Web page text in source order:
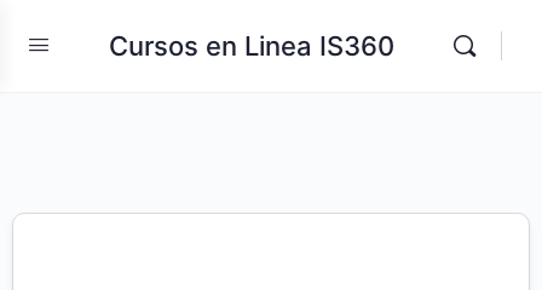
Cursos en Linea IS360